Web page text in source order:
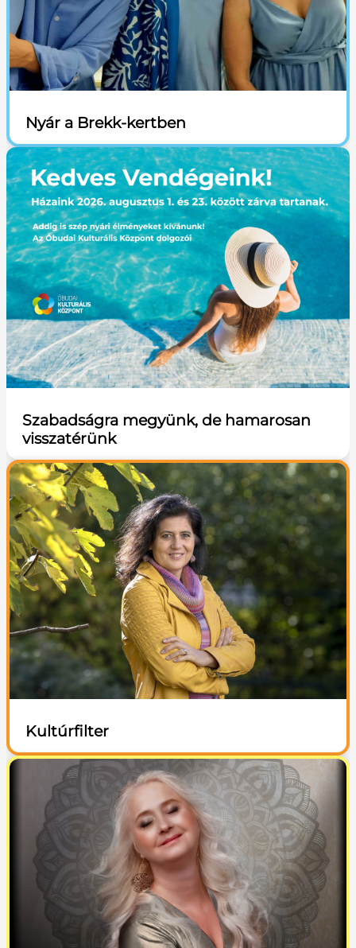
Nyár a Brekk-kertben
Szabadságra megyünk, de hamarosan
visszatérünk
Kultúrfilter